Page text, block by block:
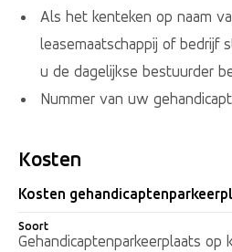
Als het kenteken op naam
leasemaatschappij of bedrijf
u de dagelijkse bestuurder
Nummer van uw
Kosten
Kosten
Soort Kosten 2026
Soort
Gehandicaptenparkeerplaats op